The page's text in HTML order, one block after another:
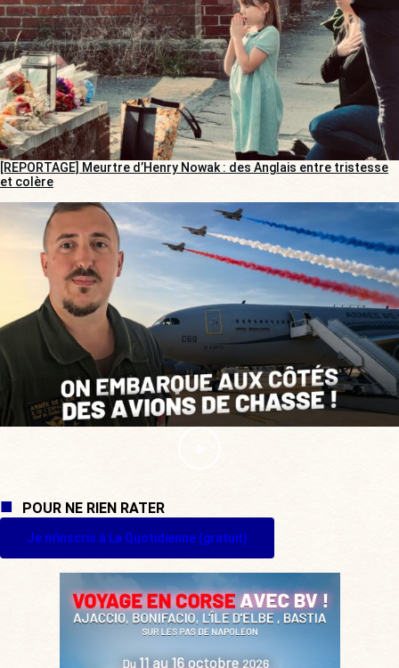
[REPORTAGE] Meurtre d’Henry Nowak : des Anglais entre tristesse
et colère
POUR NE RIEN RATER
Je m'inscris à La Quotidienne (gratuit)